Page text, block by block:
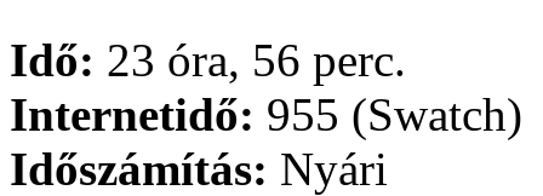
Idő: 23 óra, 56 perc.
Internetidő: 955 (Swatch)
Időszámítás: Nyári